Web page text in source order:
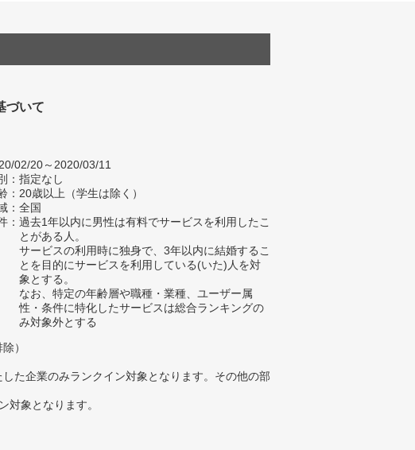
づいて
02/20～2020/03/11
：指定なし
：20歳以上（学生は除く）
：全国
：過去1年以内に男性は有料でサービスを利用したこ
とがある人。
サービスの利用時に独身で、3年以内に結婚するこ
とを目的にサービスを利用している(いた)人を対
象とする。
なお、特定の年齢層や職種・業種、ユーザー属
性・条件に特化したサービスは総合ランキングの
み対象外とする
）
た企業のみランクイン対象となります。その他の部
象となります。